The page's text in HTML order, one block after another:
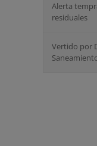
Alerta
residuales
Vertido por